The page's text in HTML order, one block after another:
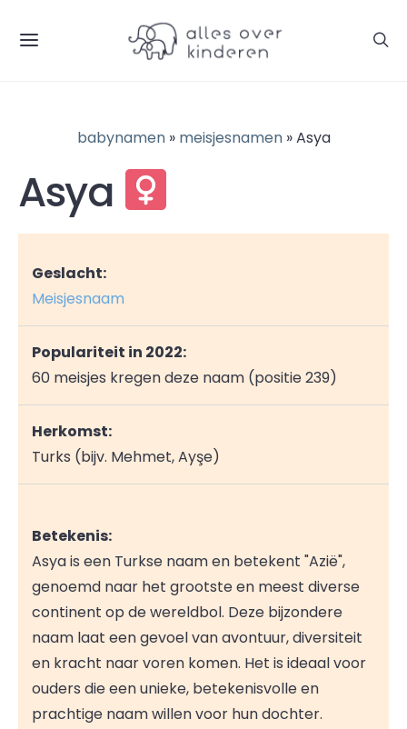
babynamen» meisjesnamen» Asya
Asya
Geslacht:
Meisjesnaam
Populariteit in 2022:
60 meisjes kregen deze naam (positie 239)
Herkomst:
Turks (bijv. Mehmet, Ayşe)
Betekenis:
Asya is een Turkse naam en betekent "Azië",
genoemd naar het grootste en meest diverse
continent op de wereldbol. Deze bijzondere
naam laat een gevoel van avontuur, diversiteit
en kracht naar voren komen. Het is ideaal voor
ouders die een unieke, betekenisvolle en
prachtige naam willen voor hun dochter.